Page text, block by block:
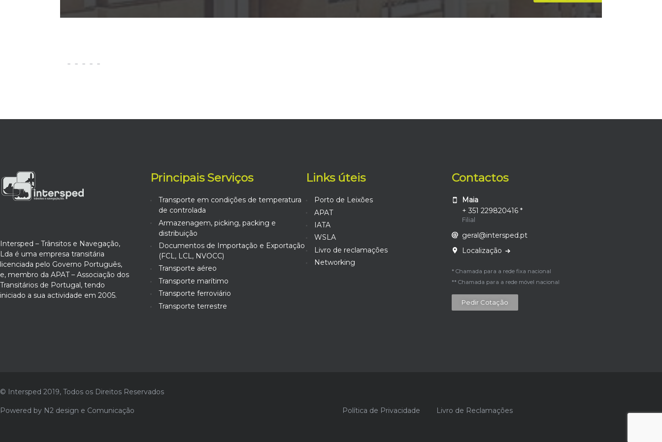
Intersped – Trânsitos e Navegação,
Lda é uma empresa transitária
licenciada pelo Governo Português,
e, membro da APAT – Associação dos
Transitários de Portugal, tendo
iniciado a sua actividade em 2005.
Principais Serviços
Transporte em condições de temperatura
de controlada
Armazenagem, picking, packing e
distribuição
Documentos de Importação e Exportação
(FCL, LCL, NVOCC)
Transporte aéreo
Transporte marítimo
Transporte ferroviário
Transporte terrestre
Links úteis
Porto de Leixões
APAT
IATA
WSLA
Livro de reclamações
Networking
Contactos
Maia
+ 351 229820416 *
Filial
geral@intersped.pt
Localização
* Chamada para a rede fixa nacional
** Chamada para a rede móvel nacional
Pedir Cotação
© Intersped 2019, Todos os Direitos Reservados
Powered by N2 design e Comunicação Política de Privacidade Livro de Reclamações